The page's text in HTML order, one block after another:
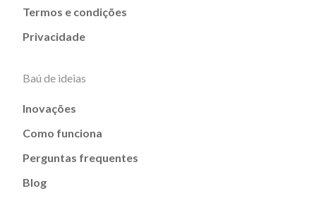
Termos e condições
Privacidade
Baú de ideias
Inovações
Como funciona
Perguntas frequentes
Blog